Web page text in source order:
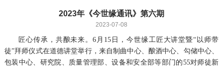
2023年《今世缘通讯》第六期
2023-07-08
匠心传承，共酿未来。6月15日，今世缘工匠大讲堂暨“以师带
徒”拜师仪式在道德讲堂举行，来自制曲中心、酿酒中心、勾储中心、
包装中心、研究院、质量管理部、设备和安全部等部门的55对师徒新